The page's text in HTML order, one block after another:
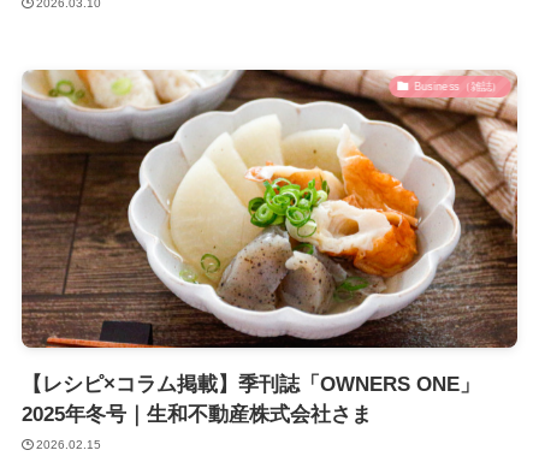
2026.03.10
Business（雑誌）
【レシピ×コラム掲載】季刊誌「OWNERS ONE」
2025年冬号｜生和不動産株式会社さま
2026.02.15